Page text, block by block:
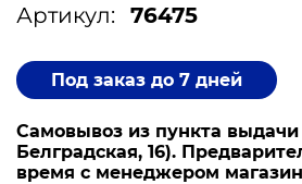
Артикул: 76475
Под заказ до 7 дней
Самовывоз из пункта выдачи
Белградская, 16).
время с менеджером